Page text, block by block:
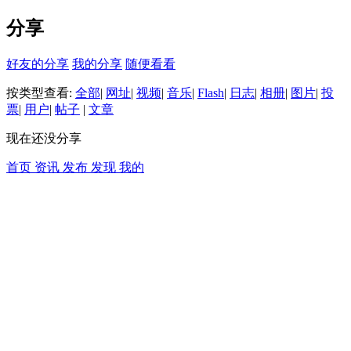
分享
好友的分享 我的分享 随便看看
按类型查看: 全部| 网址| 视频| 音乐| Flash| 日志| 相册| 图片| 投
票| 用户| 帖子 | 文章
现在还没分享
首页 资讯 发布 发现 我的